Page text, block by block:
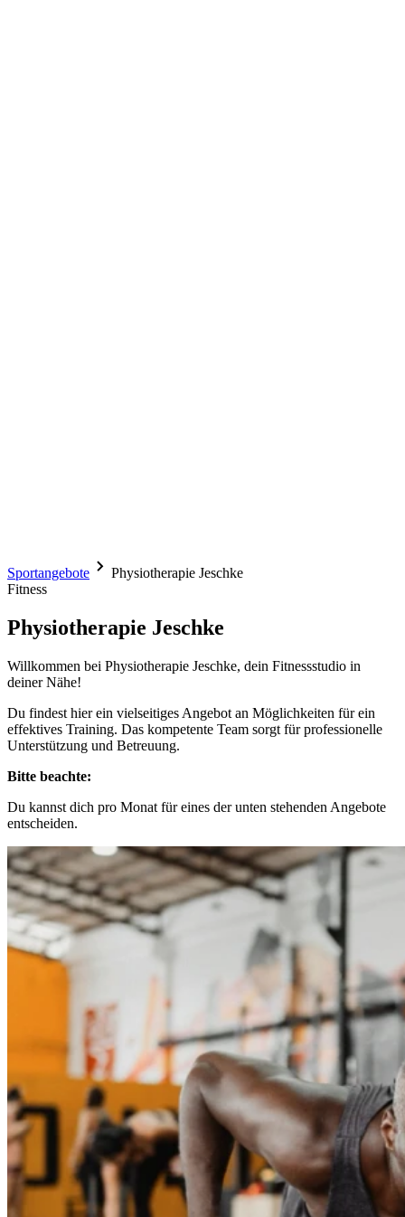
Sportangebote
Physiotherapie Jeschke
Fitness
Physiotherapie Jeschke
Willkommen bei Physiotherapie Jeschke, dein Fitnessstudio in
deiner Nähe!
Du findest hier ein vielseitiges Angebot an Möglichkeiten für ein
effektives Training. Das kompetente Team sorgt für professionelle
Unterstützung und Betreuung.
Bitte beachte:
Du kannst dich pro Monat für eines der unten stehenden Angebote
entscheiden.